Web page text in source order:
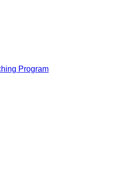
Program